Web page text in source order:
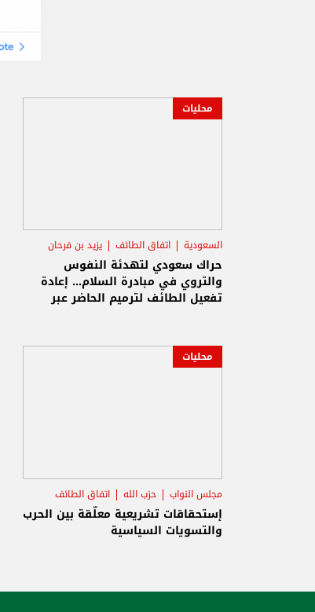
محليات
السعودية اتفاق الطائف يزيد بن فرحان
حراك سعودي لتهدئة النفوس
والتروي في مبادرة السلام... إعادة
تفعيل الطائف لترميم الحاضر عبر
محليات
مجلس النواب حزب الله اتفاق الطائف
إستحقاقات تشريعية معلّقة بين الحرب
والتسويات السياسية